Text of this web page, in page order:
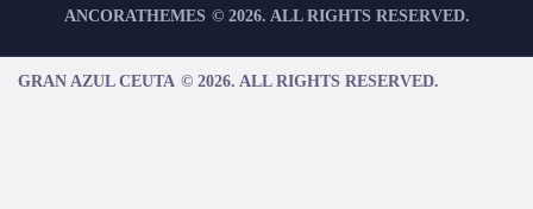
ANCORATHEMES © 2026. ALL RIGHTS RESERVED.
GRAN AZUL CEUTA © 2026. ALL RIGHTS RESERVED.